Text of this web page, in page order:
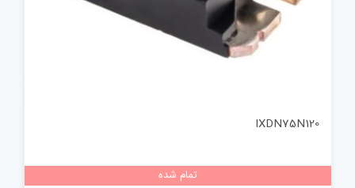
IXDN75N120
تمام شده